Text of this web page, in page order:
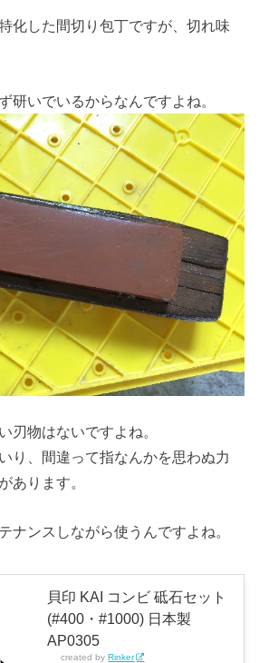
化した間切り包丁ですが、切れ味
研いでいるからなんですよね。
刃物はないですよね。
り、間違って指なんかを思わぬ力
あります。
ナンスしながら使うんですよね。
貝印 KAI コンビ 砥石セット
(#400・#1000) 日本製
AP0305
created byRinker